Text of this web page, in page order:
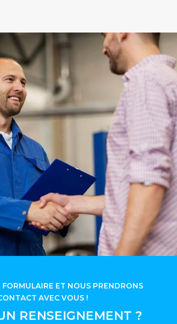
RENSEIGNEMENT ?
FORMULAIRE ET NOUS PRENDRONS
AVEC VOUS !